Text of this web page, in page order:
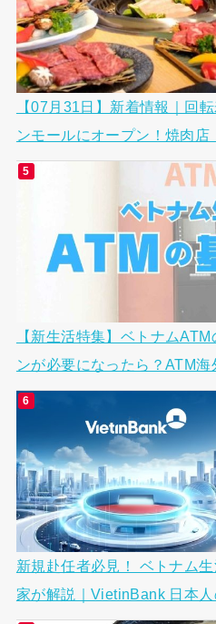
【07月31日】新着情報｜回
ンモールにオープン！焼肉店
【新生活特集】ベトナム
ンが必要になったら？ATM海
新規赴任者必見！ ベトナム
家が解説｜VietinBank 日本人